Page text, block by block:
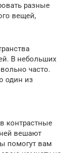
разные
вещей,
В небольших
часто.
один из
контрастные
вешают
помогут вам